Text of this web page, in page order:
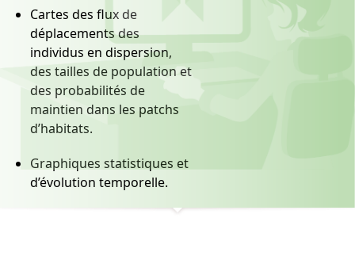
Cartes des flux de
déplacements des
individus en dispersion,
des tailles de population et
des probabilités de
maintien dans les patchs
d’habitats.
Graphiques statistiques et
d’évolution temporelle.